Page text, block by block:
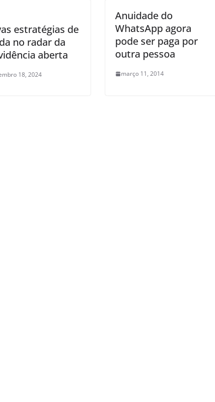
estratégias de
no radar da
aberta
18, 2024
Anuidade do
WhatsApp agora
pode ser paga por
outra pessoa
março 11, 2014